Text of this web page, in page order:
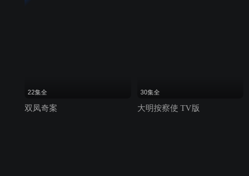
22集全
双凤奇案
30集全
大明按察使 TV版